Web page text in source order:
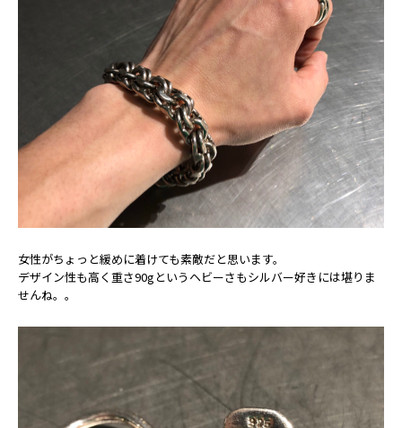
女性がちょっと緩めに着けても素敵だと思います。
デザイン性も高く重さ90gというヘビーさもシルバー好きには堪りま
せんね。。